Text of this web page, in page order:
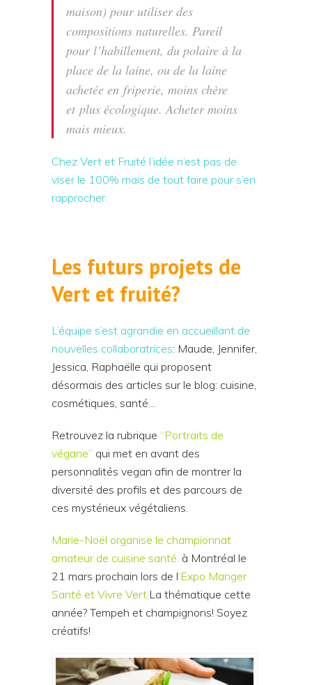
maison) pour utiliser des
compositions naturelles. Pareil
pour l’habillement, du polaire à la
place de la laine, ou de la laine
achetée en friperie, moins chère
et plus écologique. Acheter moins
mais mieux.
Chez Vert et Fruité l’idée n’est pas de
viser le 100% mais de tout faire pour s’en
rapprocher.
Les futurs projets de
Vert et fruité?
L’équipe s’est agrandie en accueillant de
nouvelles collaboratrices: Maude, Jennifer,
Jessica, Raphaëlle qui proposent
désormais des articles sur le blog: cuisine,
cosmétiques, santé…
Retrouvez la rubrique “Portraits de
végane” qui met en avant des
personnalités vegan afin de montrer la
diversité des profils et des parcours de
ces mystérieux végétaliens.
Marie-Noël organise le championnat
amateur de cuisine santé. à Montréal le
21 mars prochain lors de l‘Expo Manger
Santé et Vivre Vert, La thématique cette
année? Tempeh et champignons! Soyez
créatifs!